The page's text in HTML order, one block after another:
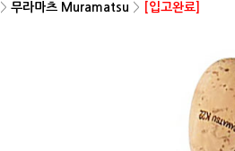
> 무라마츠 Muramatsu > [입고완료]